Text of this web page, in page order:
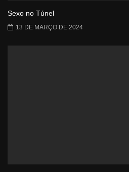
Sexo no Túnel
13 DE MARÇO DE 2024